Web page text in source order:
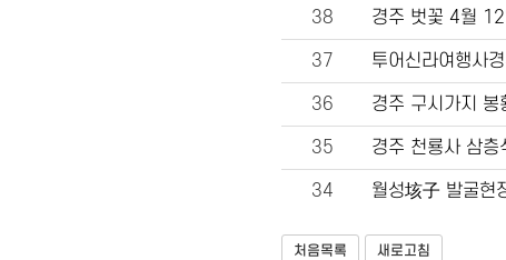
38 경주 벗꽃 4월
37 투어신라여행사
36 경주 구시가지 봉
35 경주 천룡사 삼층
34 월성垓子 발굴현
처음목록 새로고침